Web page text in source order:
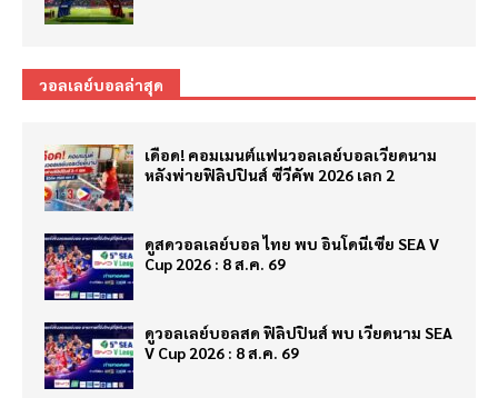
วอลเลย์บอลล่าสุด
เดือด! คอมเมนต์แฟนวอลเลย์บอลเวียดนาม
หลังพ่ายฟิลิปปินส์ ซีวีคัพ 2026 เลก 2
ดูสดวอลเลย์บอล ไทย พบ อินโดนีเซีย SEA V
Cup 2026 : 8 ส.ค. 69
ดูวอลเลย์บอลสด ฟิลิปปินส์ พบ เวียดนาม SEA
V Cup 2026 : 8 ส.ค. 69